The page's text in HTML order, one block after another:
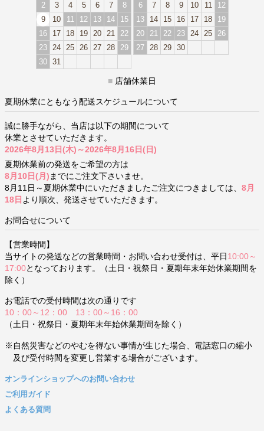
2
3 4 5 6 7
8
9
10 11 12 13 14
15
16
17 18 19 20 21
22
23 24 25 26 27 28
29
30 31
6
7 8 9 10 11
12
13
14 15 16 17 18
19
20
21 22 23 24 25
26
27 28 29 30
■ 店舗休業日
夏期休業にともなう配送スケジュールについて
誠に勝手ながら、当店は以下の期間について
休業とさせていただきます。
2026年8月13日(木)～2026年8月16日(日)
夏期休業前の発送をご希望の方は
8月10日(月) までにご注文下さいませ。
8月11日～夏期休業中にいただきましたご注文につきましては、 8月
18日 より順次、発送させていただきます。
お問合せについて
【営業時間】
当サイトの発送などの営業時間・お問い合わせ受付は、平日 10:00～
17:00となっております。（土日・祝祭日・夏期年末年始休業期間を
除く）
お電話での受付時間は次の通りです
10：00～12：00 13：00～16：00
（土日・祝祭日・夏期年末年始休業期間を除く）
※自然災害などのやむを得ない事情が生じた場合、電話窓口の縮小
及び受付時間を変更し営業する場合がございます。
オンラインショップへのお問い合わせ
ご利用ガイド
よくある質問